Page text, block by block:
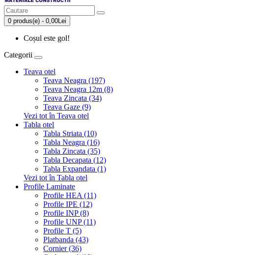
0 produs(e) - 0,00Lei
Coșul este gol!
Categorii
Teava otel
Teava Neagra (197)
Teava Neagra 12m (8)
Teava Zincata (34)
Teava Gaze (9)
Vezi tot în Teava otel
Tabla otel
Tabla Striata (10)
Tabla Neagra (16)
Tabla Zincata (35)
Tabla Decapata (12)
Tabla Expandata (1)
Vezi tot în Tabla otel
Profile Laminate
Profile HEA (11)
Profile IPE (12)
Profile INP (8)
Profile UNP (11)
Profile T (5)
Platbanda (43)
Cornier (36)